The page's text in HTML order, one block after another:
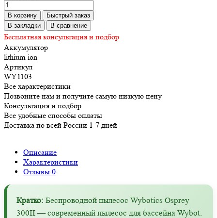
В корзину
Быстрый заказ
В закладки
В сравнение
Бесплатная консультация и подбор
Аккумулятор
lithium-ion
Артикул
WY1103
Все характеристики
Позвоните нам и получите самую низкую цену
Консультация и подбор
Все удобные способы оплаты
Доставка по всей России 1-7 дней
Описание
Характеристики
Отзывы 0
Кратко: Беспроводной пылесос Wybotics Osprey
300II — современный пылесос для бассейна Wybot.